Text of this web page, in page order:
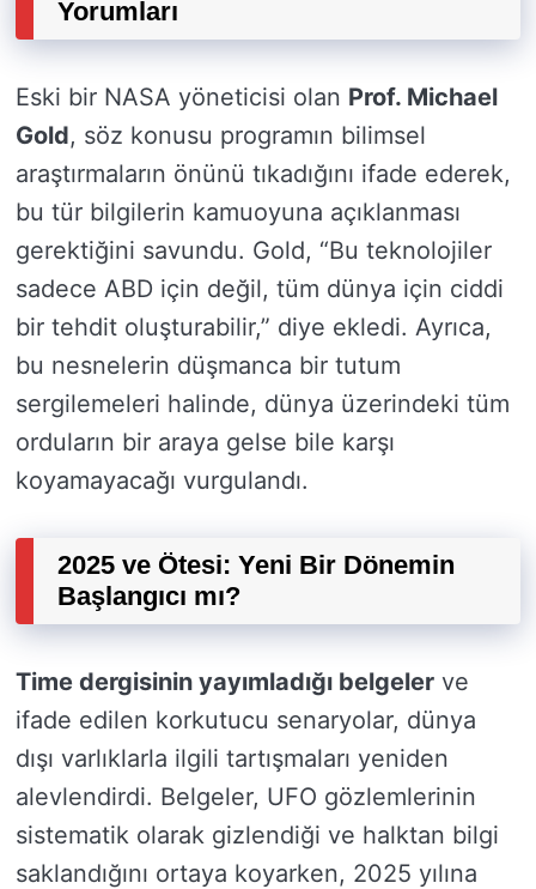
Yorumları
Eski bir NASA yöneticisi olan Prof. Michael
Gold, söz konusu programın bilimsel
araştırmaların önünü tıkadığını ifade ederek,
bu tür bilgilerin kamuoyuna açıklanması
gerektiğini savundu. Gold, “Bu teknolojiler
sadece ABD için değil, tüm dünya için ciddi
bir tehdit oluşturabilir,” diye ekledi. Ayrıca,
bu nesnelerin düşmanca bir tutum
sergilemeleri halinde, dünya üzerindeki tüm
orduların bir araya gelse bile karşı
koyamayacağı vurgulandı.
2025 ve Ötesi: Yeni Bir Dönemin
Başlangıcı mı?
Time dergisinin yayımladığı belgeler ve
ifade edilen korkutucu senaryolar, dünya
dışı varlıklarla ilgili tartışmaları yeniden
alevlendirdi. Belgeler, UFO gözlemlerinin
sistematik olarak gizlendiği ve halktan bilgi
saklandığını ortaya koyarken, 2025 yılına